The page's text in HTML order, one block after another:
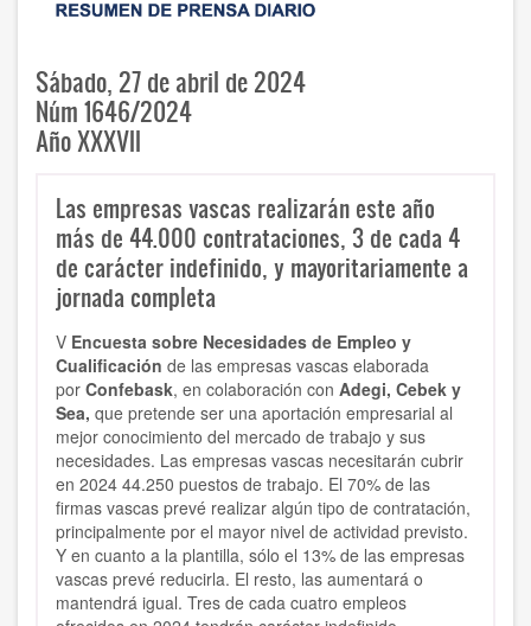
Sábado, 27 de abril de 2024
Núm 1646/2024
Año XXXVII
Las empresas vascas realizarán este año
más de 44.000 contrataciones, 3 de cada 4
de carácter indefinido, y mayoritariamente a
jornada completa
V Encuesta sobre Necesidades de Empleo y
Cualificación de las empresas vascas elaborada
por Confebask, en colaboración con Adegi, Cebek y
Sea, que pretende ser una aportación empresarial al
mejor conocimiento del mercado de trabajo y sus
necesidades. Las empresas vascas necesitarán cubrir
en 2024 44.250 puestos de trabajo. El 70% de las
firmas vascas prevé realizar algún tipo de contratación,
principalmente por el mayor nivel de actividad previsto.
Y en cuanto a la plantilla, sólo el 13% de las empresas
vascas prevé reducirla. El resto, las aumentará o
mantendrá igual. Tres de cada cuatro empleos